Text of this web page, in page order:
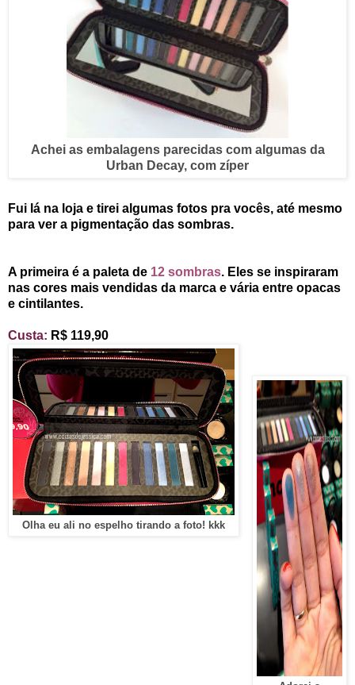
Achei as embalagens parecidas com algumas da
Urban Decay, com zíper
Fui lá na loja e tirei algumas fotos pra vocês, até mesmo
para ver a pigmentação das sombras.
A primeira é a paleta de 12 sombras. Eles se inspiraram
nas cores mais vendidas da marca e vária entre opacas
e cintilantes.
Custa: R$ 119,90
Olha eu ali no espelho tirando a foto! kkk